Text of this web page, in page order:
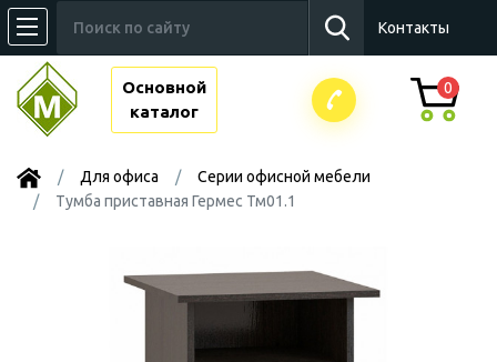
Контакты
Основной
каталог
0
Для офиса
Серии офисной мебели
Тумба приставная Гермес Тм01.1